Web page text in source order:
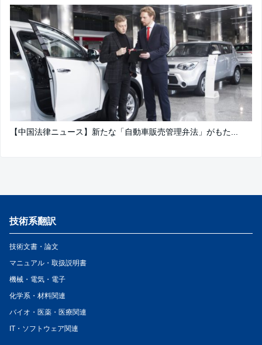
【中国法律ニュース】新たな「自動車販売管理弁法」がもた...
技術系翻訳
技術文書・論文
マニュアル・取扱説明書
機械・電気・電子
化学系・材料関連
バイオ・医薬・医療関連
IT・ソフトウェア関連